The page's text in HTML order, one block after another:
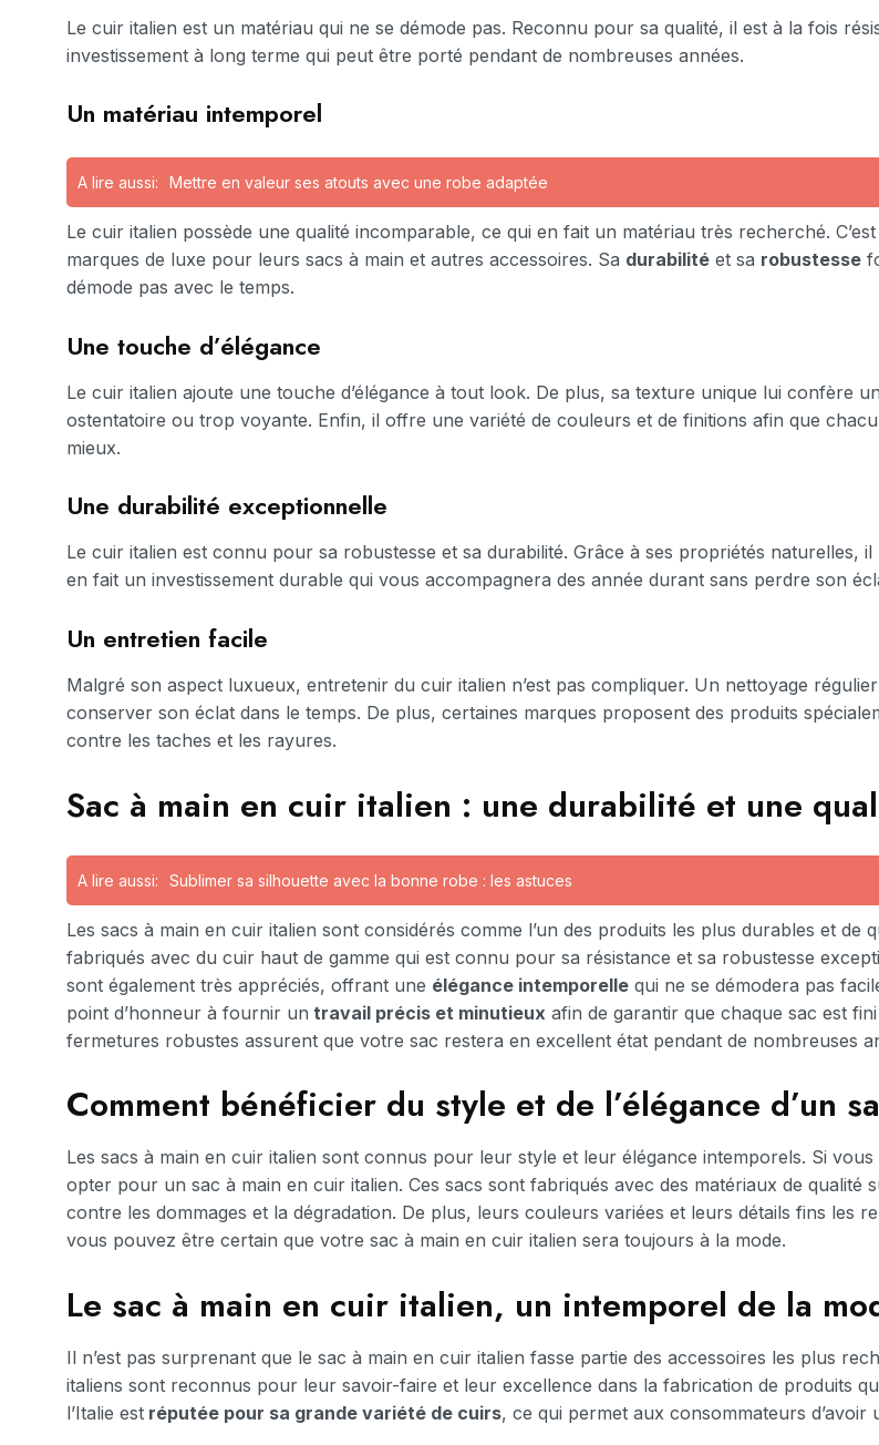
Le cuir italien est un matériau qui ne se démode pas. Reconnu pour sa qualité, il est à la fois
investissement à long terme qui peut être porté pendant de nombreuses années.
Un matériau intemporel
A lire aussi: Mettre en valeur ses atouts avec une robe adaptée
Le cuir italien possède une qualité incomparable, ce qui en fait un matériau très recherché.
marques de luxe pour leurs sacs à main et autres accessoires. Sa durabilité et sa robustesse
démode pas avec le temps.
Une touche d’élégance
Le cuir italien ajoute une touche d’élégance à tout look. De plus, sa texture unique lui confère
ostentatoire ou trop voyante. Enfin, il offre une variété de couleurs et de finitions afin que
mieux.
Une durabilité exceptionnelle
Le cuir italien est connu pour sa robustesse et sa durabilité. Grâce à ses propriétés naturelles,
en fait un investissement durable qui vous accompagnera des année durant sans perdre son
Un entretien facile
Malgré son aspect luxueux, entretenir du cuir italien n’est pas compliquer. Un nettoyage
conserver son éclat dans le temps. De plus, certaines marques proposent des produits
contre les taches et les rayures.
Sac à main en cuir italien : une durabilité et une
A lire aussi: Sublimer sa silhouette avec la bonne robe : les astuces
Les sacs à main en cuir italien sont considérés comme l’un des produits les plus durables et de
fabriqués avec du cuir haut de gamme qui est connu pour sa résistance et sa robustesse
sont également très appréciés, offrant une élégance intemporelle qui ne se démodera pas
point d’honneur à fournir un travail précis et minutieux afin de garantir que chaque sac est
fermetures robustes assurent que votre sac restera en excellent état pendant de nombreuses
Comment bénéficier du style et de l’élégance d’un
Les sacs à main en cuir italien sont connus pour leur style et leur élégance intemporels. Si
opter pour un sac à main en cuir italien. Ces sacs sont fabriqués avec des matériaux de
contre les dommages et la dégradation. De plus, leurs couleurs variées et leurs détails fins les
vous pouvez être certain que votre sac à main en cuir italien sera toujours à la mode.
Le sac à main en cuir italien, un intemporel de la
Il n’est pas surprenant que le sac à main en cuir italien fasse partie des accessoires les plus
italiens sont reconnus pour leur savoir-faire et leur excellence dans la fabrication de produits
l’Italie est réputée pour sa grande variété de cuirs, ce qui permet aux consommateurs